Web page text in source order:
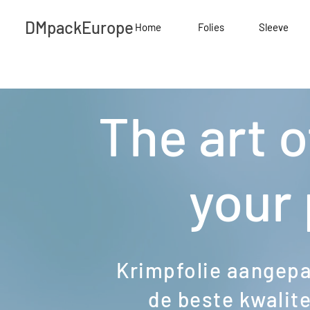
DMpackEurope Home Folies Sleeve
The art
your
Krimpfolie
de beste